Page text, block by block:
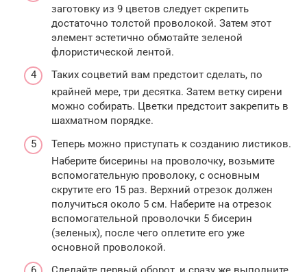
заготовку из 9 цветов следует скрепить
достаточно толстой проволокой. Затем этот
элемент эстетично обмотайте зеленой
флористической лентой.
Таких соцветий вам предстоит сделать, по
крайней мере, три десятка. Затем ветку сирени
можно собирать. Цветки предстоит закрепить в
шахматном порядке.
Теперь можно приступать к созданию листиков.
Наберите бисерины на проволочку, возьмите
вспомогательную проволоку, с основным
скрутите его 15 раз. Верхний отрезок должен
получиться около 5 см. Наберите на отрезок
вспомогательной проволочки 5 бисерин
(зеленых), после чего оплетите его уже
основной проволокой.